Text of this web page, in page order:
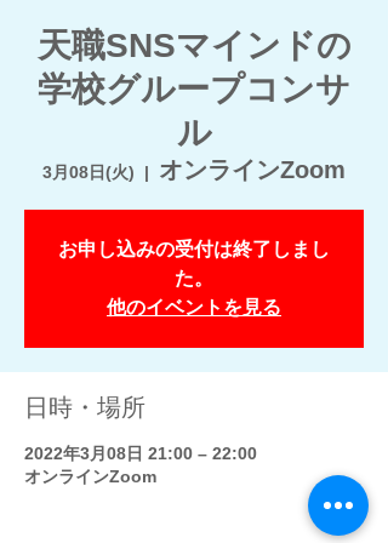
天職SNSマインドの
学校グループコンサ
ル
3月08日(火)
  |
オンラインZoom
お申し込みの受付は終了しまし
た。
他のイベントを見る
日時・場所
2022年3月08日 21:00 – 22:00
オンラインZoom